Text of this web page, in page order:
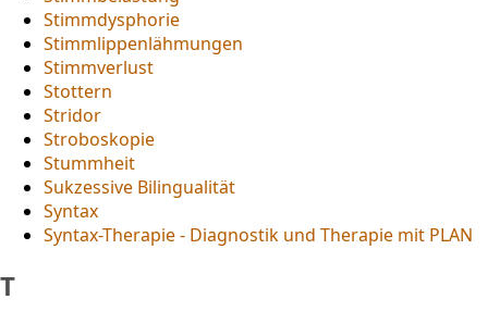
Stimmdysphorie
Stimmlippenlähmungen
Stimmverlust
Stottern
Stridor
Stroboskopie
Stummheit
Sukzessive Bilingualität
Syntax
Syntax-Therapie - Diagnostik und Therapie mit PLAN
T